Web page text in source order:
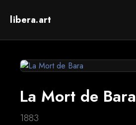
libera.art
La Mort de Bara
1883